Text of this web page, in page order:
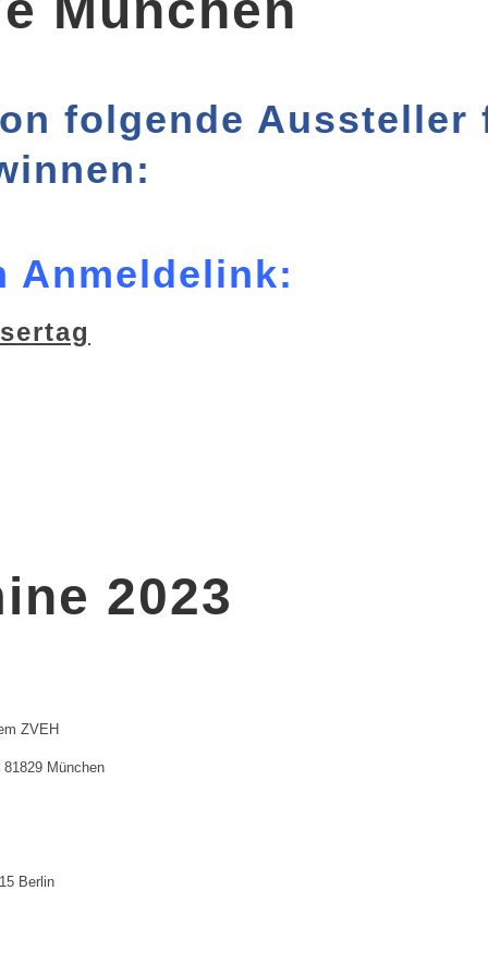
folgende Aussteller
Anmeldelink:
2023
ZVEH
München
Berlin